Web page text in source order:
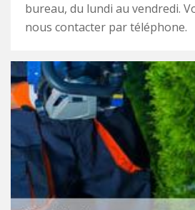
bureau, du lundi au vendredi.
nous contacter par téléphone.